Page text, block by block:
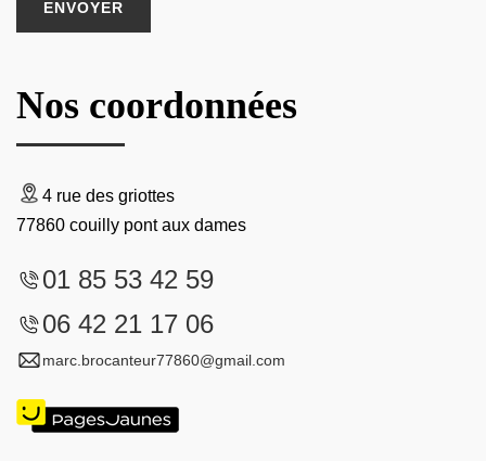
Nos coordonnées
4 rue des griottes
77860 couilly pont aux dames
01 85 53 42 59
06 42 21 17 06
marc.brocanteur77860@gmail.com